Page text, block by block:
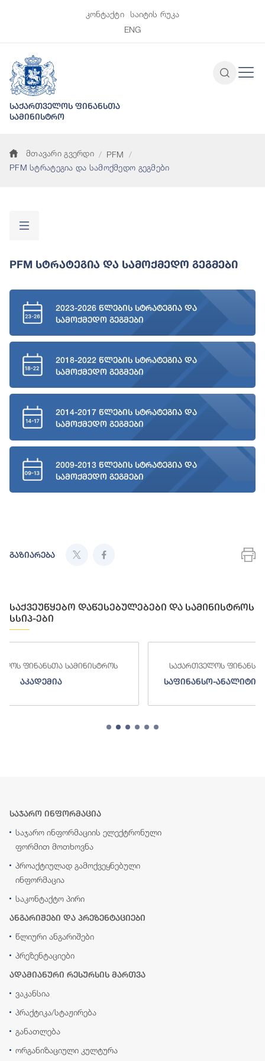
კონტაქტი
საიტის რუკა
ENG
საქართველოს ფინანსთა
სამინისტრო
მთავარი გვერდი
PFM
PFM სტრატეგია და სამოქმედო გეგმები
PFM Სტრატეგია Და Სამოქმედო Გეგმები
2023-2026 წლების სტრატეგია და
სამოქმედო გეგმები
2018-2022 წლების სტრატეგია და
სამოქმედო გეგმები
2014-2017 წლების სტრატეგია და
სამოქმედო გეგმები
2009-2013 წლების სტრატეგია და
სამოქმედო გეგმები
გაზიარება
საქვეუწყებო დაწესებულებები და სამინისტროს
სსიპ-ები
საქართველოს ფინანსთა სამინისტროს
საფინანსო-ანალიტიკური სამსახური
საჯარო ინფორმაცია
საჯარო ინფორმაციის ელექტრონული
ფორმით მოთხოვნა
პროაქტიულად გამოქვეყნებული
ინფორმაცია
საკონტაქტო პირი
ანგარიშები და პრეზენტაციები
წლიური ანგარიშები
პრეზენტაციები
ადამიანური რესურსის მართვა
ვაკანსია
პრაქტიკა/სტაჟირება
განათლება
ორგანიზაციული კულტურა